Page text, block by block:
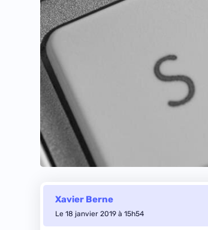
Xavier Berne
Le 18 janvier 2019 à 15h54